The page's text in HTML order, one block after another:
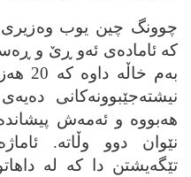
چوونگ چین یوب وه‌زیری
که‌ ئاماده‌ی ئه‌و ڕێ و
به‌م
هه‌بووه‌ و ئه‌مه‌ش
نێوان دوو وڵاته‌.
تێگه‌یشتن دا که‌ له‌